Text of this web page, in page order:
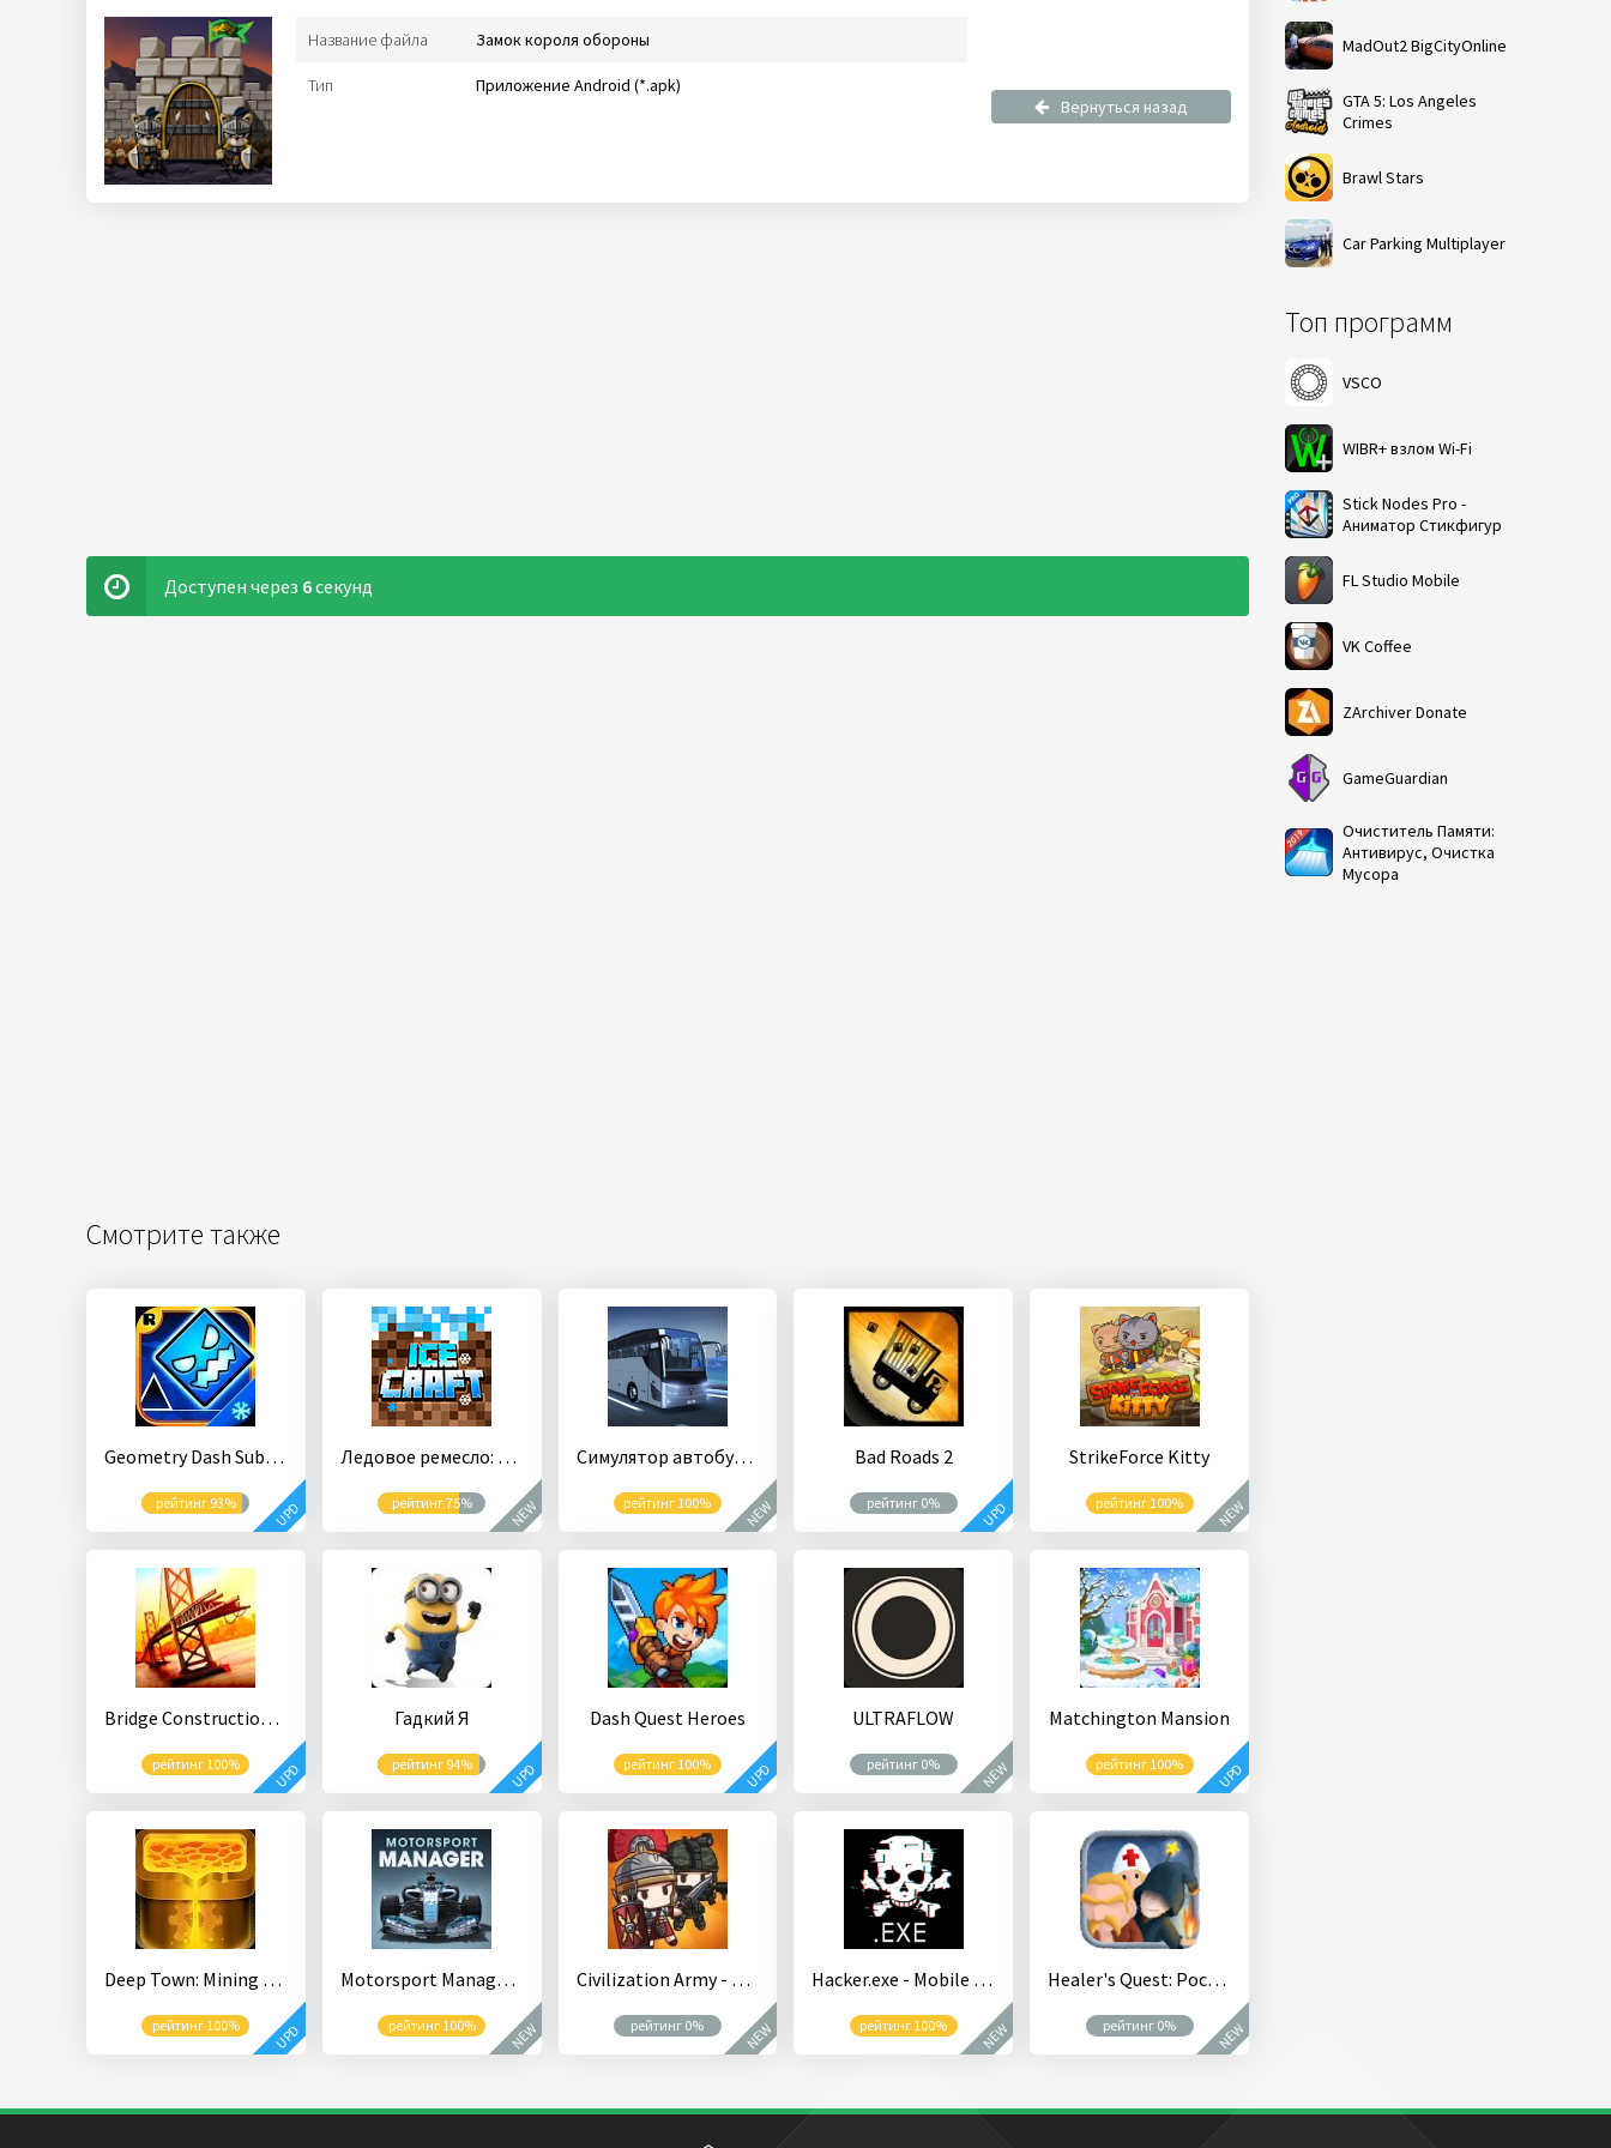
MadOut2 BigCityOnline
GTA 5: Los Angeles
Crimes
Brawl Stars
Car Parking Multiplayer
Топ программ
VSCO
WIBR+ взлом Wi-Fi
Stick Nodes Pro -
Аниматор Стикфигур
FL Studio Mobile
VK Coffee
ZArchiver Donate
GameGuardian
Очиститель Памяти:
Антивирус, Очистка
Мусора
Название файла Замок короля обороны
Тип
Приложение Android (*.apk)
Вернуться назад
Доступен через 5секунд
Смотрите также
Geometry Dash SubZero
рейтинг 93% UPD
Ледовое ремесло: ремесло и выживание
рейтинг 75% NEW
Симулятор автобуса: автобусы
рейтинг 100% NEW
Bad Roads 2
рейтинг 0% UPD
StrikeForce Kitty
рейтинг 100% NEW
Bridge Construction Simulator
рейтинг 100% UPD
Гадкий Я
рейтинг 94% UPD
Dash Quest Heroes
рейтинг 100% UPD
ULTRAFLOW
рейтинг 0% NEW
Matchington Mansion
рейтинг 100% UPD
Deep Town: Mining Factory
рейтинг 100% UPD
Motorsport Manager Online
рейтинг 100% NEW
Civilization Army - Merge Idle
рейтинг 0% NEW
Hacker.exe - Mobile Hacking Simulator
рейтинг 100% NEW
Healer's Quest: Pocket Wand
рейтинг 0% NEW